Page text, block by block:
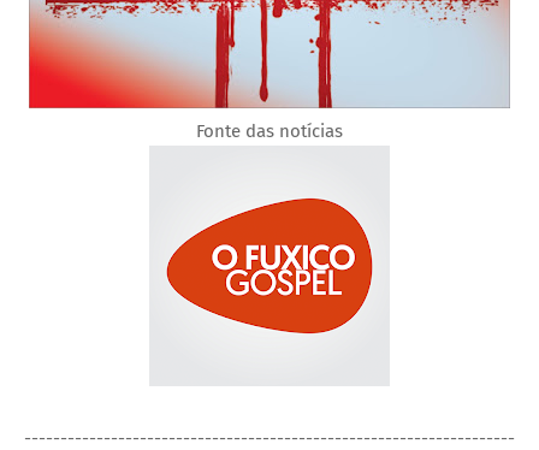
Fonte das notícias
--------------------------------------------------------------------